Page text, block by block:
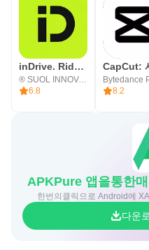
inDrive. Rides with fair fares
® SUOL INNOVATIONS LTD
6.8
8.2
APKPure 앱을통한
한번의클릭으로 Android에
다운